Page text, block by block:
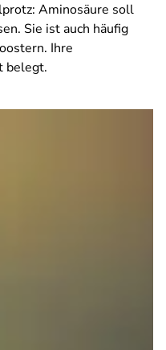
Aminosäure soll
Sie ist auch häufig
Ihre
belegt.